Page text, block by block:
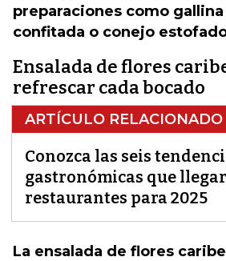
preparaciones como
confitada o conejo
Ensalada de flores
refrescar cada bocado
ARTÍCULO RELACIONADO
Conozca las seis
gastronómicas que
restaurantes para 2025
La ensalada de flores